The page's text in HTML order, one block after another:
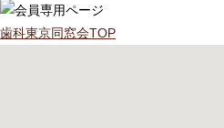
歯科東京同窓会TOP